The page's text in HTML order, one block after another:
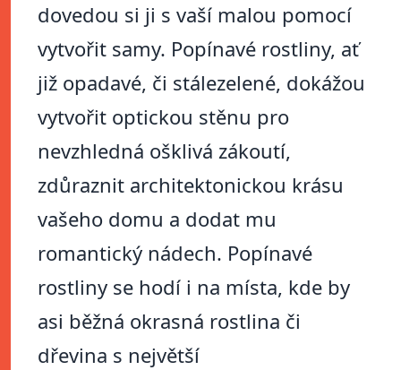
dovedou si ji s vaší malou pomocí
vytvořit samy. Popínavé rostliny, ať
již opadavé, či stálezelené, dokážou
vytvořit optickou stěnu pro
nevzhledná ošklivá zákoutí,
zdůraznit architektonickou krásu
vašeho domu a dodat mu
romantický nádech. Popínavé
rostliny se hodí i na místa, kde by
asi běžná okrasná rostlina či
dřevina s největší